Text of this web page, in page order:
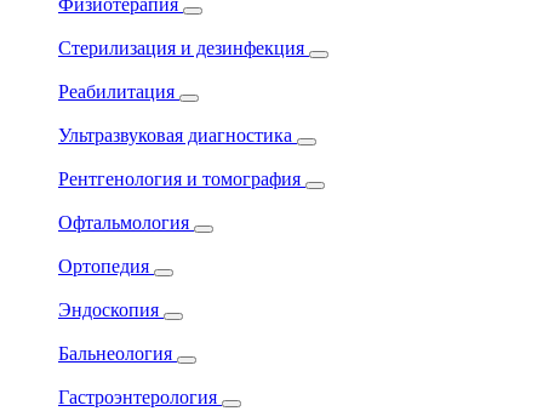
Физиотерапия
Стерилизация и дезинфекция
Реабилитация
Ультразвуковая диагностика
Рентгенология и томография
Офтальмология
Ортопедия
Эндоскопия
Бальнеология
Гастроэнтерология